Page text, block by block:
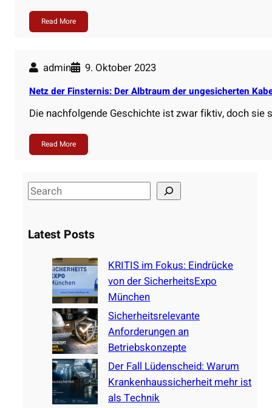
Read More
admin 9. Oktober 2023
Netz der Finsternis: Der Albtraum der ungesicherten
Die nachfolgende Geschichte ist zwar fiktiv, doch sie
Read More
S
e
r
Latest Posts
KRITIS im Fokus: Eindrücke
von der SicherheitsExpo
München
Sicherheitsrelevante
Anforderungen an
Betriebskonzepte
Der Fall Lüdenscheid: Warum
Krankenhaussicherheit mehr ist
als Technik